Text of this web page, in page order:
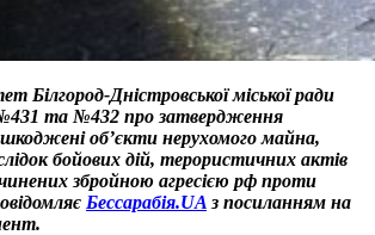
Білгород-Дністровської міської ради
та №432 про затвердження
об’єкти нерухомого майна,
бойових дій, терористичних актів
збройною агресією рф проти
Бессарабія.UA з посиланням на